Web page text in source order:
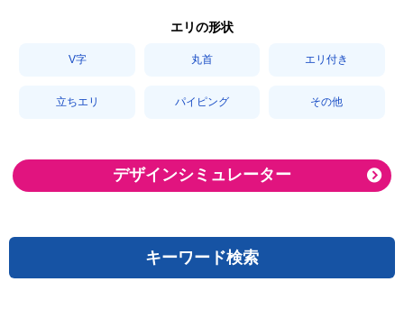
エリの形状
V字 丸首 エリ付き
立ちエリ パイピング その他
デザインシミュレーター
キーワード検索